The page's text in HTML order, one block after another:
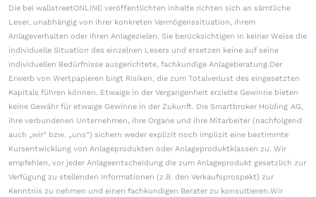
Die bei wallstreetONLINE veröffentlichten Inhalte richten sich an sämtliche
Leser, unabhängig von ihrer konkreten Vermögenssituation, ihrem
Anlageverhalten oder ihren Anlagezielen. Sie berücksichtigen in keiner Weise die
individuelle Situation des einzelnen Lesers und ersetzen keine auf seine
individuellen Bedürfnisse ausgerichtete, fachkundige Anlageberatung.Der
Erwerb von Wertpapieren birgt Risiken, die zum Totalverlust des eingesetzten
Kapitals führen können. Etwaige in der Vergangenheit erzielte Gewinne bieten
keine Gewähr für etwaige Gewinne in der Zukunft. Die Smartbroker Holding AG,
ihre verbundenen Unternehmen, ihre Organe und ihre Mitarbeiter (nachfolgend
auch „wir“ bzw. „uns“) sichern weder explizit noch implizit eine bestimmte
Kursentwicklung von Anlageprodukten oder Anlageproduktklassen zu. Wir
empfehlen, vor jeder Anlageentscheidung die zum Anlageprodukt gesetzlich zur
Verfügung zu stellenden Informationen (z.B. den Verkaufsprospekt) zur
Kenntnis zu nehmen und einen fachkundigen Berater zu konsultieren.Wir